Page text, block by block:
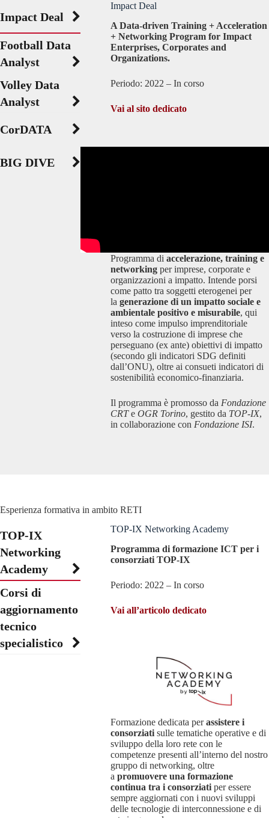
Impact Deal
Football Data
Analyst
Volley Data
Analyst
CorDATA
BIG DIVE
Impact Deal
A Data-driven Training + Acceleration
+ Networking Program for Impact
Enterprises, Corporates and
Organizations.
Periodo: 2022 – In corso
Vai al sito dedicato
Programma diaccelerazione, training e
networking per imprese, corporate e
organizzazioni a impatto. Intende porsi
come patto tra soggetti eterogenei per
lagenerazione di un impatto sociale e
ambientale positivo e misurabile, qui
inteso come impulso imprenditoriale
verso la costruzione di imprese che
perseguano (ex ante) obiettivi di impatto
(secondo gli indicatori SDG definiti
dall’ONU), oltre ai consueti indicatori di
sostenibilità economico-finanziaria.
Il programma è promosso da Fondazione
CRTeOGR Torino, gestito da TOP-IX,
in collaborazione con Fondazione ISI.
Esperienza formativa in ambito RETI
TOP-IX
Networking
Academy
Corsi di
aggiornamento
tecnico
specialistico
TOP-IX Networking Academy
Programma di formazione ICT per i
consorziati TOP-IX
Periodo: 2022 – In corso
Vai all’articolo dedicato
Formazione dedicata perassistere i
consorziati sulle tematiche operative e di
sviluppo della loro rete con le
competenze presenti all’interno del nostro
gruppo di networking, oltre
apromuovere una formazione
continua tra i consorziati per essere
sempre aggiornati con i nuovi sviluppi
delle tecnologie di interconnessione e di